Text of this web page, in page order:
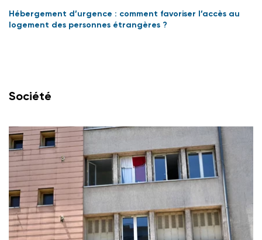
Hébergement d’urgence : comment favoriser l’accès au
logement des personnes étrangères ?
Société